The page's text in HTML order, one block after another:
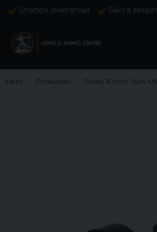
Snabba leveranser Säkra
Hem Produkter Talley 30mm Win